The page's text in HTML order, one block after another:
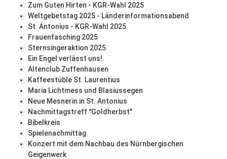
Zum Guten Hirten - KGR-Wahl 2025
Weltgebetstag 2025 - Länderinformationsabend
St. Antonius - KGR-Wahl 2025
Frauenfasching 2025
Sternsingeraktion 2025
Ein Engel verlässt uns!
Altenclub Zuffenhausen
Kaffeestüble St. Laurentius
Maria Lichtmess und Blasiussegen
Neue Mesnerin in St. Antonius
Nachmittagstreff "Goldherbst"
Bibelkreis
Spielenachmittag
Konzert mit dem Nachbau des Nürnbergischen
Geigenwerk